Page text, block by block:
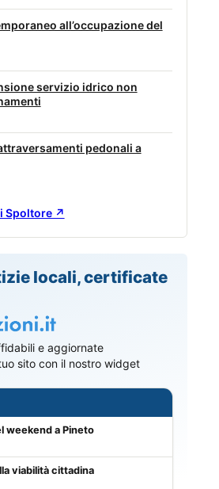
all’occupazione del
servizio idrico non
pedonali a
Spoltore ↗
locali, certificate
e aggiornate
sito con il nostro widget
weekend a Pineto
viabilità cittadina